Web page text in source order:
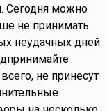
Сегодня можно
не принимать
неудачных дней
не принесут